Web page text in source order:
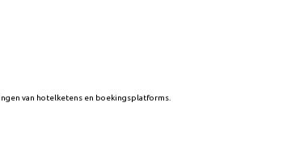
van hotelketens en boekingsplatforms.